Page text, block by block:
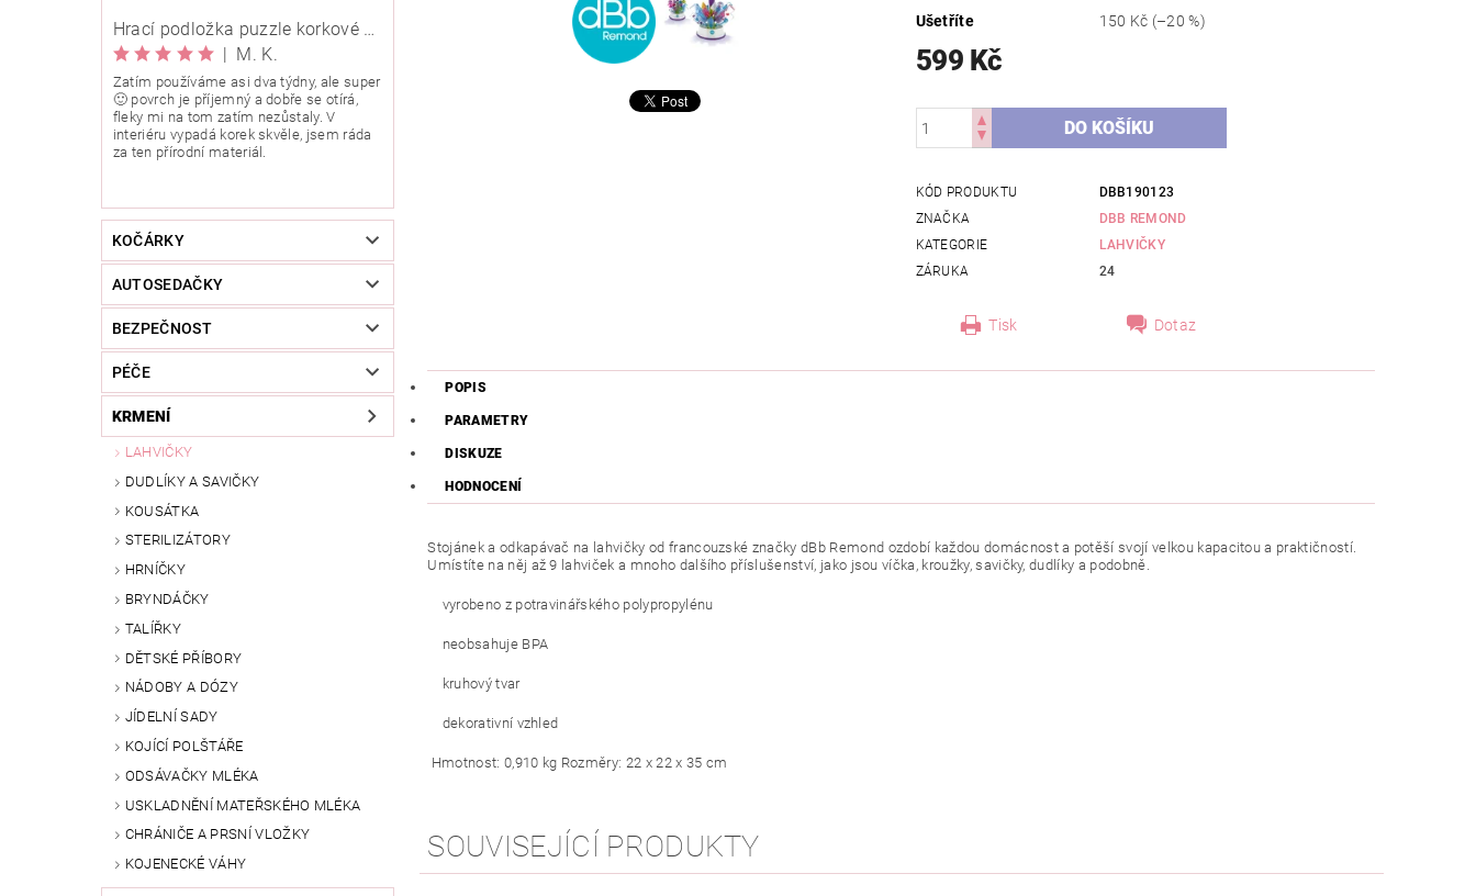
Hrací podložka puzzle korkové 90x90 cm
| M. K.
Zatím používáme asi dva týdny, ale super
🙂 povrch je příjemný a dobře se otírá,
fleky mi na tom zatím nezůstaly. V
interiéru vypadá korek skvěle, jsem ráda
za ten přírodní materiál.
KOČÁRKY
AUTOSEDAČKY
BEZPEČNOST
PÉČE
KRMENÍ
LAHVIČKY
DUDLÍKY A SAVIČKY
KOUSÁTKA
STERILIZÁTORY
HRNÍČKY
BRYNDÁČKY
TALÍŘKY
DĚTSKÉ PŘÍBORY
NÁDOBY A DÓZY
JÍDELNÍ SADY
KOJÍCÍ POLŠTÁŘE
ODSÁVAČKY MLÉKA
USKLADNĚNÍ MATEŘSKÉHO MLÉKA
CHRÁNIČE A PRSNÍ VLOŽKY
KOJENECKÉ VÁHY
Ušetříte
150 Kč (–20 %)
599 Kč
KÓD PRODUKTU
DBB190123
ZNAČKA
DBB REMOND
KATEGORIE
LAHVIČKY
ZÁRUKA
24
Tisk Dotaz
POPIS
PARAMETRY
DISKUZE
HODNOCENÍ
Stojánek a odkapávač na lahvičky od francouzské značky dBb Remond ozdobí každou domácnost a potěší svojí velkou kapacitou a praktičností.
Umístíte na něj až 9 lahviček a mnoho dalšího příslušenství, jako jsou víčka, kroužky, savičky, dudlíky a podobně.
vyrobeno z potravinářského polypropylénu
neobsahuje BPA
kruhový tvar
dekorativní vzhled
Hmotnost: 0,910 kg Rozměry: 22 x 22 x 35 cm
SOUVISEJÍCÍ PRODUKTY